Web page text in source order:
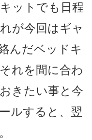
ットでも日程
が今回はギャ
んだベッドキ
れを間に合わ
きたい事と今
ルすると、翌